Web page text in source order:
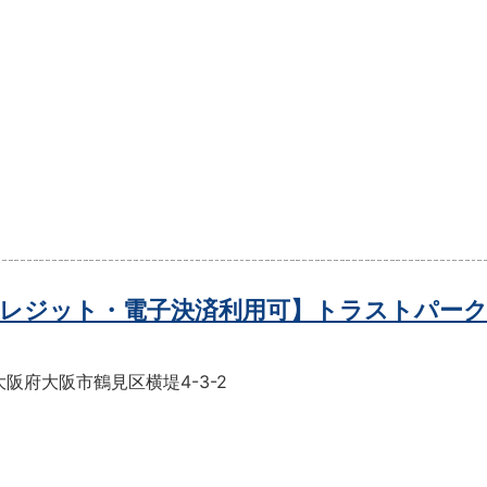
レジット・電子決済利用可】トラストパー
阪府大阪市鶴見区横堤4-3-2